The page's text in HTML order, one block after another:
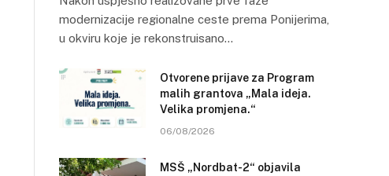
modernizacije regionalne ceste prema Ponijerima,
u okviru koje je rekonstruisano…
Otvorene prijave za Program
malih grantova „Mala ideja.
Velika promjena.“
06/08/2026
MSŠ „Nordbat-2“ objavila